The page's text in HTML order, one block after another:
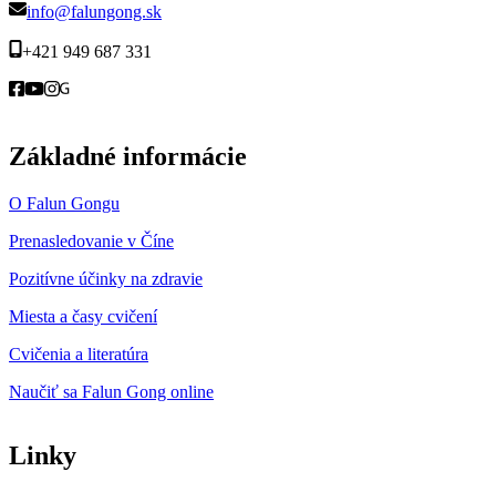
info@falungong.sk
+421 949 687 331
Základné informácie
O Falun Gongu
Prenasledovanie v Číne
Pozitívne účinky na zdravie
Miesta a časy cvičení
Cvičenia a literatúra
Naučiť sa Falun Gong online
Linky